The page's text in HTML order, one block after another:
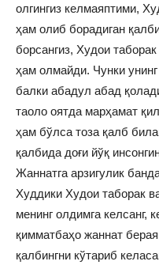
олгингиз келмаяптими,
ҳам олиб борадиган
борсангиз, Худои
ҳам олмайди. Чунки
балки абадул абад
таоло оятда марҳамат
ҳам бўлса тоза қалб
қалбида доғи йўқ
Жаннатга арзигулик
Худдики Худои таборак
менинг олдимга келсанг,
қимматбаҳо жаннат
қалбингни кўтариб